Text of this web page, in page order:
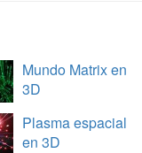
Mundo Matrix en
3D
Plasma espacial
en 3D